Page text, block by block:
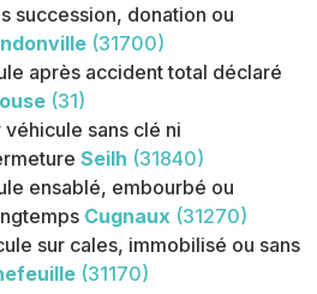
succession, donation ou
(31700)
après accident total déclaré
(31)
sans clé ni
Seilh (31840)
ensablé, embourbé ou
Cugnaux (31270)
sur cales, immobilisé ou sans
(31170)